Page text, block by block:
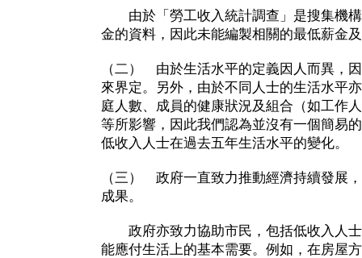
由於「勞工收入統計調查」是搜集機構
金的資料，因此未能編製相關的最低薪金
（二） 由於生活水平的定義因人而異，
來界定。另外，由於不同人士的生活水平
庭人數、成員的健康狀況及組合（如工作
等所影響，因此我們認為並沒有一個簡易
低收入人士在過去五年生活水平的變化。
（三） 政府一直致力推動經濟持續發展
成果。
政府亦致力協助市民，包括低收入人士
能應付生活上的基本需要。例如，在房屋